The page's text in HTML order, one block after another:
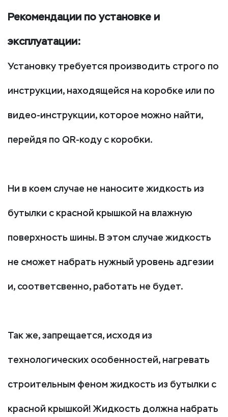
Рекомендации по установке и
эксплуатации:
Установку требуется производить строго по
инструкции, находящейся на коробке или по
видео-инструкции, которое можно найти,
перейдя по QR-коду с коробки.
Ни в коем случае не наносите жидкость из
бутылки с красной крышкой на влажную
поверхность шины. В этом случае жидкость
не сможет набрать нужный уровень адгезии
и, соответсвенно, работать не будет.
Так же, запрещается, исходя из
технологических особенностей, нагревать
строительным феном жидкость из бутылки с
красной крышкой! Жидкость должна набрать